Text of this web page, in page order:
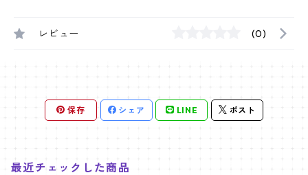
レビュー (0)
保存 シェア LINE ポスト
最近チェックした商品